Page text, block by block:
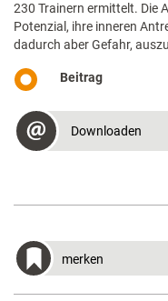
230 Trainern ermittelt. Die
Potenzial, ihre inneren
dadurch aber Gefahr,
Beitrag
Downloaden
merken